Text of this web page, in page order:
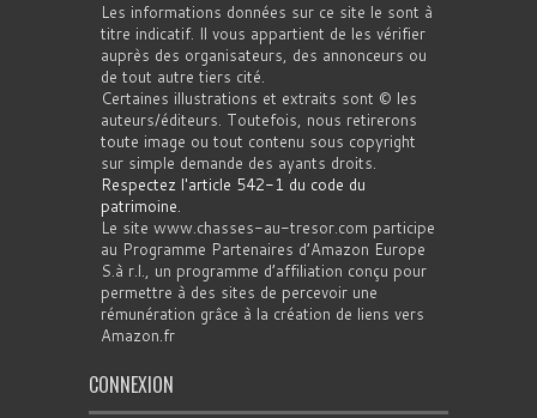
Les informations données sur ce site le sont à
titre indicatif. Il vous appartient de les vérifier
auprès des organisateurs, des annonceurs ou
de tout autre tiers cité.
Certaines illustrations et extraits sont © les
auteurs/éditeurs. Toutefois, nous retirerons
toute image ou tout contenu sous copyright
sur simple demande des ayants droits.
Respectez l'article 542-1 du code du
patrimoine.
Le site www.chasses-au-tresor.com participe
au Programme Partenaires d’Amazon Europe
S.à r.l., un programme d’affiliation conçu pour
permettre à des sites de percevoir une
rémunération grâce à la création de liens vers
Amazon.fr
CONNEXION